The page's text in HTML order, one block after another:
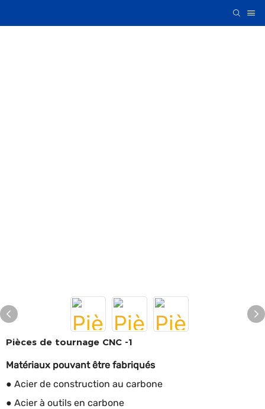
Pièces de tournage CNC -1
Matériaux pouvant être fabriqués
● Acier de construction au carbone
● Acier à outils en carbone